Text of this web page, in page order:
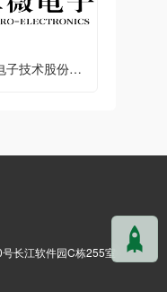
山东华翼微电子技术股份有限公司
长江软件园C栋255室